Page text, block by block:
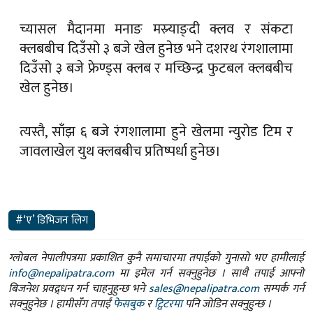
च्यासल मैदानमा मनाङ मस्र्याङ्दी क्लव र संकटा
क्लबबीच दिउँसो ३ बजे खेल हुनेछ भने दशरथ रंगशालामा
दिउँसो ३ बजे फ्रेण्ड्स क्लब र मच्छिन्द्र फुटबल क्लबबीच
खेल हुनेछ।
त्यस्तै, साँझ ६ बजे रंगशालामा हुने खेलमा न्युरोड टिम र
जावलाखेल युथ क्लबबीच प्रतिष्पर्धा हुनेछ।
#‘ए’ डिभिजन लिग
ग्लोबल नेपालीपत्रमा प्रकाशित कुनै समाचारमा तपाईंको गुनासो भए हामीलाई
info@nepalipatra.comमा इमेल गर्न सक्नुहुनेछ । साथै तपाई आफ्नो
बिजनेश प्रवद्र्धन गर्न चाहनुहुन्छ भनेsales@nepalipatra.comसम्पर्क गर्न
सक्नुहुनेछ । हामीसँग तपाईंफेसबुकरट्विटरमापनि जोडिन सक्नुहुन्छ ।